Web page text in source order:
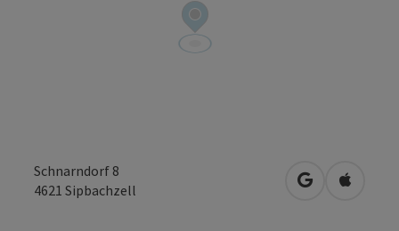
Schnarndorf 8
4621 Sipbachzell in Google
in